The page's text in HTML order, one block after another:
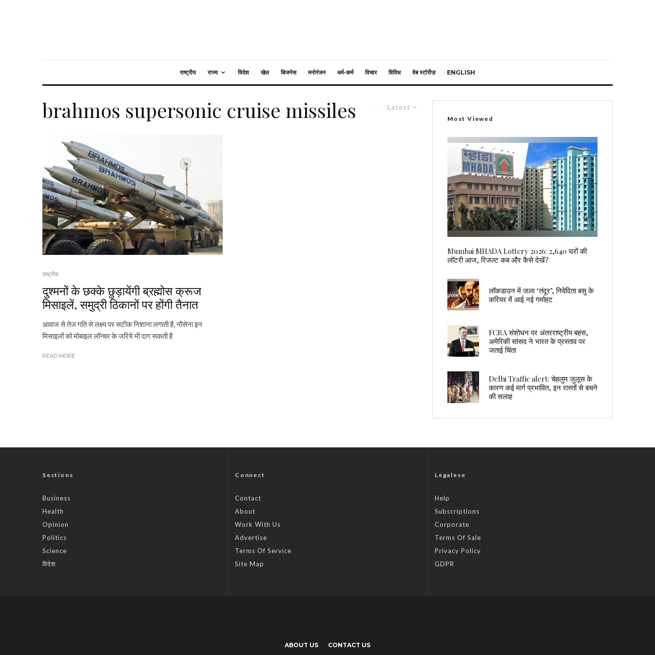
राष्ट्रीय राज्य विदेश खेल बिजनेस मनोरंजन धर्म-कर्म विचार विविध वेब स्टोरीज़ ENGLISH
Latest
brahmos supersonic cruise missiles
राष्ट्रीय
दुश्मनों के छक्के छुड़ायेंगी ब्रह्मोस क्रूज
मिसाइलें, समुद्री ठिकानों पर होंगी तैनात
आवाज से तेज गति से लक्ष्य पर सटीक निशाना लगाती है, नौसेना इन
मिसाइलों को मोबाइल लॉन्चर के जरिये भी दाग सकती है
READ MORE
Most Viewed
Mumbai MHADA Lottery 2026: 2,640 घरों की
लॉटरी आज, रिजल्ट कब और कैसे देखें?
लॉकडाउन में जला ‘तंदूर’, निवेदिता बसु के
करियर में आई नई गर्माहट
FCRA संशोधन पर अंतरराष्ट्रीय बहस,
अमेरिकी सांसद ने भारत के प्रस्ताव पर
जताई चिंता
Delhi Traffic alert: चेहलुम जुलूस के
कारण कई मार्ग प्रभावित, इन रास्तों से बचने
की सलाह
Sections
Business
Health
Opinion
Politics
Science
विदेश
Connect
Contact
About
Work With Us
Advertise
Terms Of Service
Site Map
Legalese
Help
Subscriptions
Corporate
Terms Of Sale
Privacy Policy
GDPR
ABOUT US CONTACT US